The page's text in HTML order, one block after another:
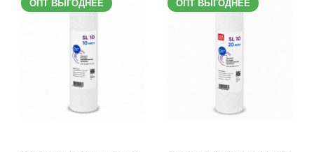
ОПТ ВЫГОДНЕЕ ОПТ ВЫГОДНЕЕ